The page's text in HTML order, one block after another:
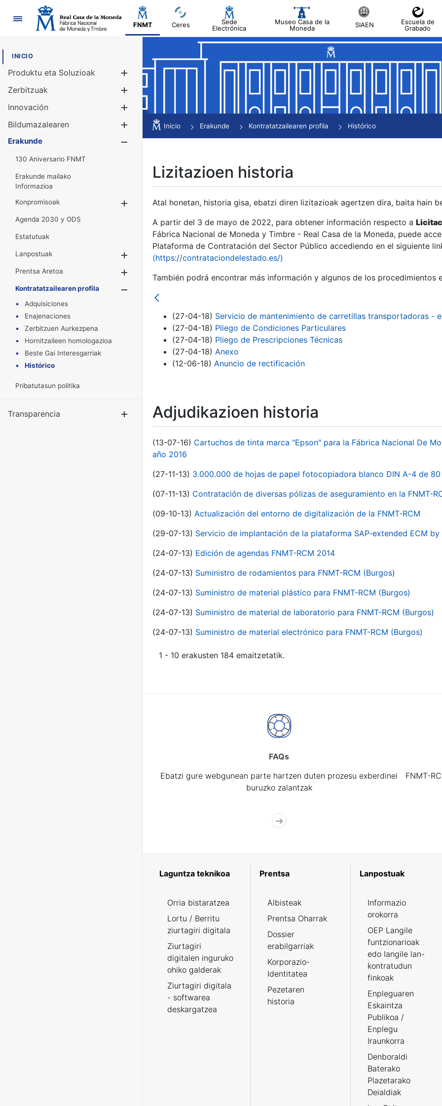
Nabigazioa
FNMT Ceres
Sede
Electrónica
Museo Casa de la
Moneda
SIAEN
Escuela de
Grabado
INICIO
Produktu eta Soluzioak
Erakutsi/Ezkutatu
Zerbitzuak
Innovación
Bildumazalearen
Erakutsi/Ezkutatu
Erakunde
130 Aniversario FNMT
Erakunde mailako
Informazioa
Konpromisoak
Erakutsi/Ezkutatu
Agenda 2030 y ODS
Estatutuak
Lanpostuak
Erakutsi/Ezkutatu
Prentsa Aretoa
Erakutsi/Ezkutatu
Kontratatzailearen profila
Adquisiciones
Enajenaciones
Zerbitzuen Aurkezpena
Hornitzaileen homologazioa
Beste Gai Interesgarriak
Histórico
Pribatutasun politika
Transparencia Erakutsi/Ezkutatu
Inicio Erakunde Kontratatzailearen profila Histórico
Lizitazioen historia
Atal honetan, historia gisa, ebatzi diren lizitazioak agertzen dira, baita hain
A partir del 3 de mayo de 2022, para obtener información respecto a
Fábrica Nacional de Moneda y Timbre - Real Casa de la Moneda, puede
Plataforma de Contratación del Sector Público accediendo en el siguiente
(https://contrataciondelestado.es/)
También podrá encontrar más información y algunos de los procedimientos
(27-04-18) Servicio de mantenimiento de carretillas transportadoras -
(27-04-18) Pliego de Condiciones Particulares
(27-04-18) Pliego de Prescripciones Técnicas
(27-04-18) Anexo
(12-06-18) Anuncio de rectificación
Adjudikazioen historia
(13-07-16) Cartuchos de tinta marca "Epson" para la Fábrica Nacional De
año 2016
(27-11-13) 3.000.000 de hojas de papel fotocopiadora blanco DIN A-4 de 80
(07-11-13) Contratación de diversas pólizas de aseguramiento en la FNMT-
(09-10-13) Actualización del entorno de digitalización de la FNMT-RCM
(29-07-13) Servicio de implantación de la plataforma SAP-extended ECM by
(24-07-13) Edición de agendas FNMT-RCM 2014
(24-07-13) Suministro de rodamientos para FNMT-RCM (Burgos)
(24-07-13) Suministro de material plástico para FNMT-RCM (Burgos)
(24-07-13) Suministro de material de laboratorio para FNMT-RCM (Burgos)
(24-07-13) Suministro de material electrónico para FNMT-RCM (Burgos)
1 - 10 erakusten 184 emaitzetatik.
FAQs
Ebatzi gure webgunean parte hartzen duten prozesu exberdinei
buruzko zalantzak
FNMT-
Laguntza teknikoa
Orria bistaratzea
Lortu / Berritu
ziurtagiri digitala
Ziurtagiri
digitalen inguruko
ohiko galderak
Ziurtagiri digitala
- softwarea
deskargatzea
Prentsa
Albisteak
Prentsa Oharrak
Dossier
erabilgarriak
Korporazio-
Identitatea
Pezetaren
historia
Lanpostuak
Informazio
orokorra
OEP Langile
funtzionarioak
edo langile lan-
kontratudun
finkoak
Enpleguaren
Eskaintza
Publikoa /
Enplegu
Iraunkorra
Denboraldi
Baterako
Plazetarako
Deialdiak